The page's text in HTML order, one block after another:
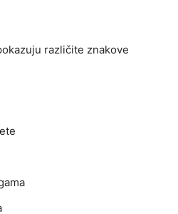
različite znakove